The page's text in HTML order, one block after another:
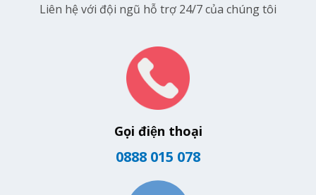
Liên hệ với đội ngũ hỗ trợ 24/7 của chúng tôi
Gọi điện thoại
0888 015 078